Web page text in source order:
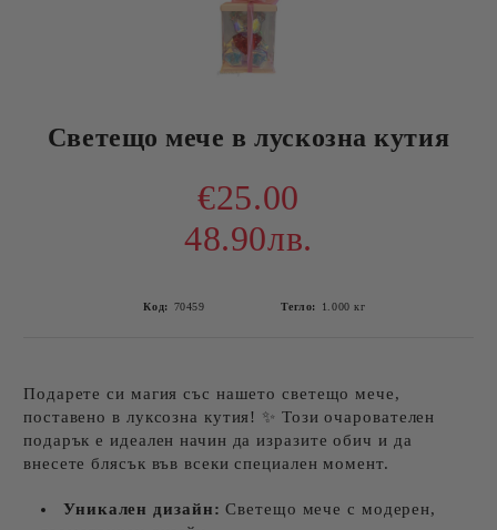
Светещо мече в лускозна кутия
€25.00
48.90лв.
Код: 70459 Тегло: 1.000 кг
Подарете си магия със нашето светещо мече,
поставено в луксозна кутия! ✨ Този очарователен
подарък е идеален начин да изразите обич и да
внесете блясък във всеки специален момент.
Уникален дизайн: Светещо мече с модерен,